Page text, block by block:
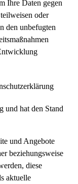
Ihre Daten gegen
oder
den unbefugten
und hat den Stand
und Angebote
beziehungsweise
diese
aktuelle